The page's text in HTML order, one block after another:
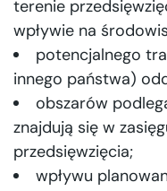
terenie
wpływie na
potencjalnego
innego państwa)
obszarów
znajdują się w
przedsięwzięcia;
wpływu